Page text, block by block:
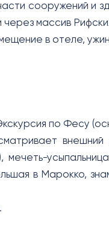
сооружений и
массив
в отеле,
по Фесу
мечеть-
в Марокко,